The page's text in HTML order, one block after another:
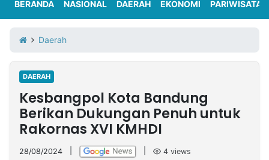
Iklan
Berita
Kami
Nasional
International
Olahraga
Entertainment
Daerah
Pariwisata
Kuliner
Kolom
Network
BERANDA NASIONAL DAERAH EKONOMI PARIWISATA
Daerah
DAERAH
Kesbangpol Kota Bandung
Berikan Dukungan Penuh untuk
Rakornas XVI KMHDI
28/08/2024 4 views